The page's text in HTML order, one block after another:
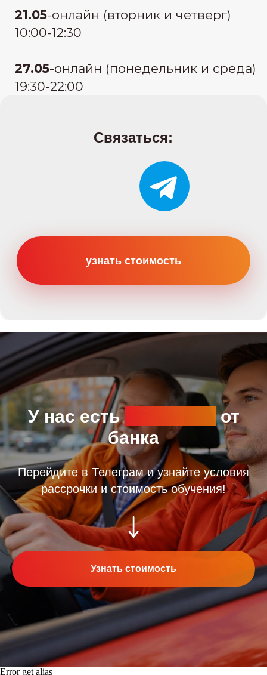
У нас естьрассрочка от
банка
Перейдите в Телеграм и узнайте условия
рассрочки и стоимость обучения!
Узнать стоимость
Error get alias